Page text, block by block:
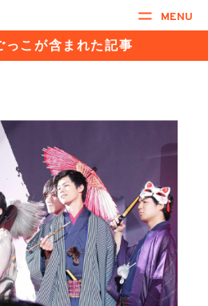
MENU
っこが含まれた記事